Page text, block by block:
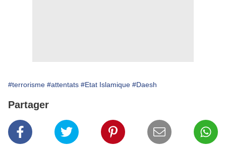
#terrorisme #attentats #Etat Islamique #Daesh
Partager